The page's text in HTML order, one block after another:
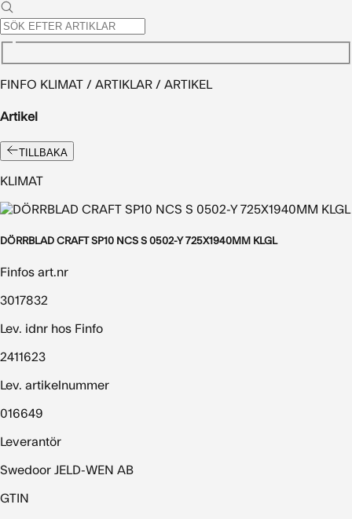
FINFO KLIMAT / ARTIKLAR / ARTIKEL
Artikel
TILLBAKA
KLIMAT
DÖRRBLAD CRAFT SP10 NCS S 0502-Y 725X1940MM KLGL
Finfos art.nr
3017832
Lev. idnr hos Finfo
2411623
Lev. artikelnummer
016649
Leverantör
Swedoor JELD-WEN AB
GTIN